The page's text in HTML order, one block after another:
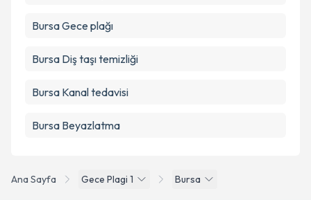
Ana Sayfa Gece Plagi 1 Bursa
Bursa Gece plağı
Bursa Diş taşı temizliği
Bursa Kanal tedavisi
Bursa Beyazlatma